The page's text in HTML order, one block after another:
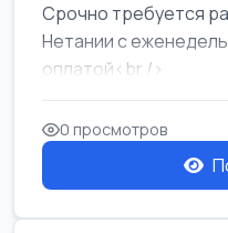
Срочно требуется
Нетании с
оплатой<br />
Свежие вакансии в
0 просмотров